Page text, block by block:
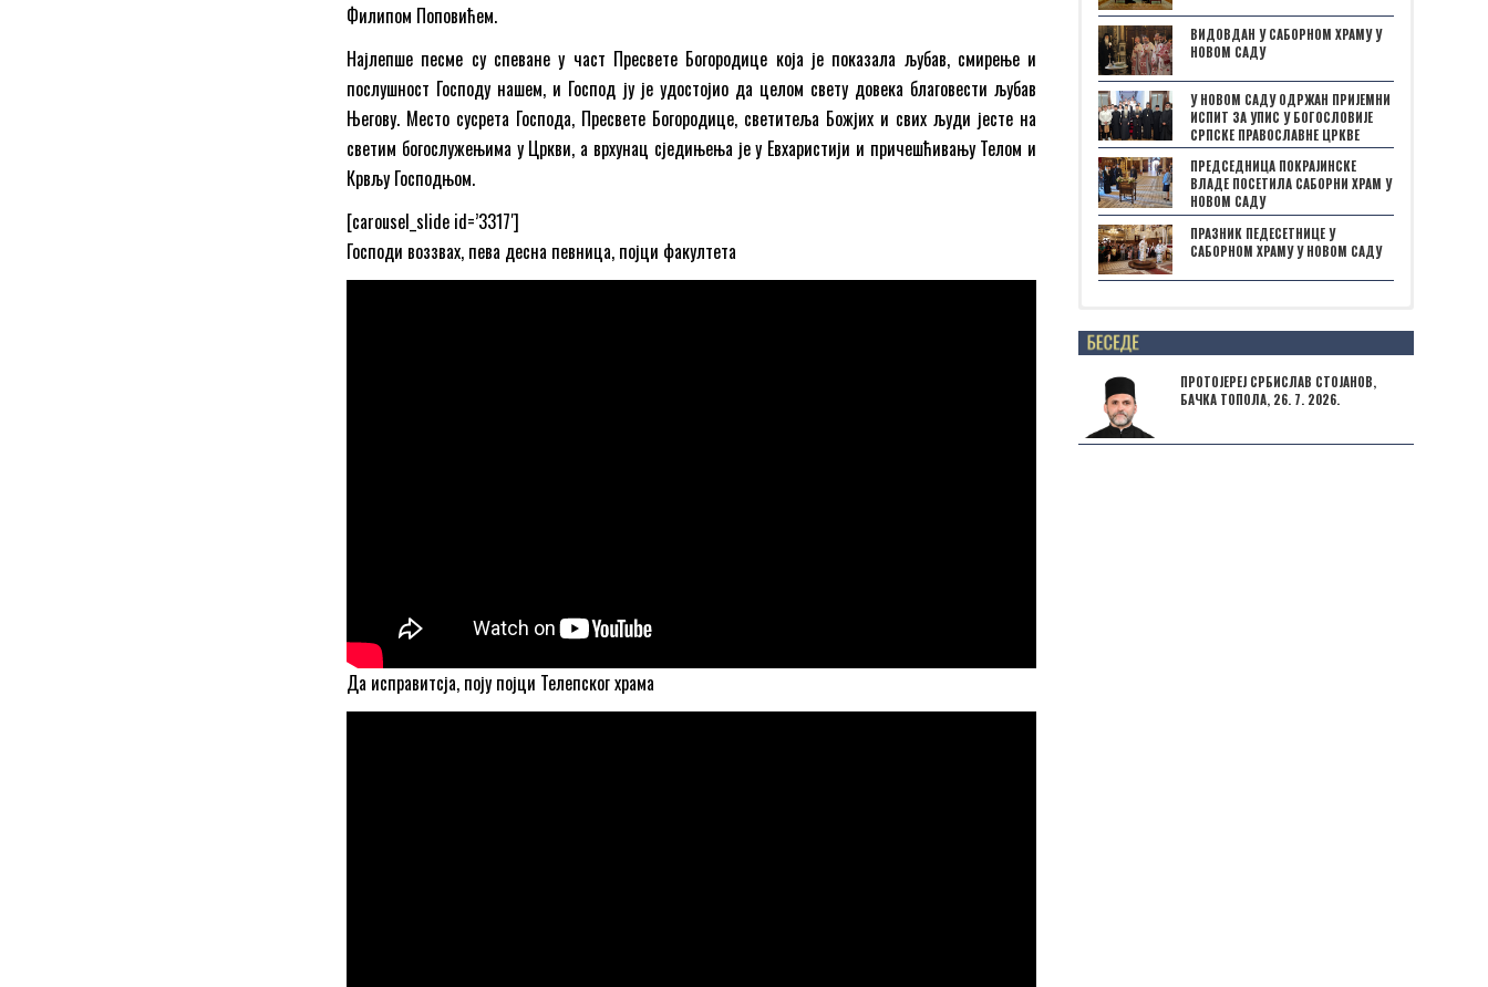
Филипом Поповићем.
Најлепше песме су спеване у част Пресвете Богородице која је показала љубав, смирење и
послушност Господу нашем, и Господ ју је удостојио да целом свету довека благовести љубав
Његову. Место сусрета Господа, Пресвете Богородице, светитеља Божјих и свих људи јесте на
светим богослужењима у Цркви, а врхунац сједињења је у Евхаристији и причешћивању Телом и
Крвљу Господњом.
[carousel_slide id=’3317′]
Господи воззвах, пева десна певница, појци факултета
Да исправитсја, поју појци Телепског храма
ВИДОВДАН У САБОРНОМ ХРАМУ У
НОВОМ САДУ
У НОВОМ САДУ ОДРЖАН ПРИЈЕМНИ
ИСПИТ ЗА УПИС У БОГОСЛОВИЈЕ
СРПСКЕ ПРАВОСЛАВНЕ ЦРКВЕ
ПРЕДСЕДНИЦА ПОКРАЈИНСКЕ
ВЛАДЕ ПОСЕТИЛА САБОРНИ ХРАМ У
НОВОМ САДУ
ПРАЗНИК ПЕДЕСЕТНИЦЕ У
САБОРНОМ ХРАМУ У НОВОМ САДУ
Posts not found
ПРОТОЈЕРЕЈ СРБИСЛАВ СТОЈАНОВ,
БАЧКА ТОПОЛА, 26. 7. 2026.